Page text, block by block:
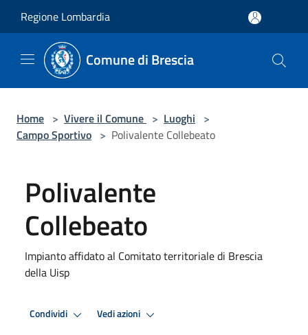
Regione Lombardia
Comune di Brescia
Home > Vivere il Comune > Luoghi >
Campo Sportivo > Polivalente Collebeato
Polivalente
Collebeato
Impianto affidato al Comitato territoriale di Brescia
della Uisp
Condividi Vedi azioni